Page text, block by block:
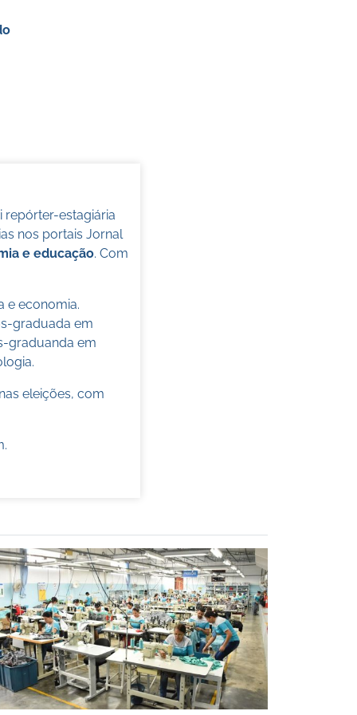
repórter-estagiária
nos portais Jornal
e educação. Com
e economia.
graduada em
graduanda em
eleições, com
.